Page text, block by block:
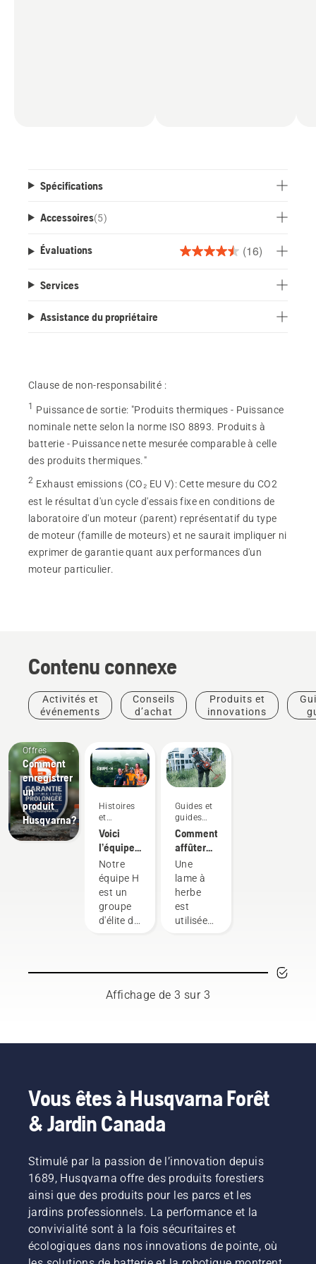
Spécifications
Accessoires(5)
Évaluations (16)
4.5
Services
Assistance du propriétaire
Clause de non-responsabilité :
1 Puissance de sortie: "Produits thermiques - Puissance
nominale nette selon la norme ISO 8893. Produits à
batterie - Puissance nette mesurée comparable à celle
des produits thermiques."
2 Exhaust emissions (CO₂ EU V):Cette mesure du CO2
est le résultat d'un cycle d'essais fixe en conditions de
laboratoire d'un moteur (parent) représentatif du type
de moteur (famille de moteurs) et ne saurait impliquer ni
exprimer de garantie quant aux performances d'un
moteur particulier.
Contenu connexe
Activités et
événements
Conseils
d’achat
Produits et
innovations
Offres
Comment
enregistrer
un
produit
Husqvarna?
Histoires
et
inspiration
Voici
l’équipe
H de
Husqvarna,
nos
utilisateurs
les plus
Notre
équipe H
est un
groupe
d'élite de
respectés
qui
représentent
secteur
arbres et
celui de
la
Ensemble,
nous
travaillons
à faire
progresser
ces
disciplines
vers un
Guides et
guides
pratiques
Comment
affûter
une lame
à herbe
Une
lame à
herbe
est
utilisée
plus
épaisse
coupe-
de coupe
lame à
herbe
couper
facilement
le gazon
épais
pour une
coupe
Affichage de 3 sur 3
Vous êtes à Husqvarna Forêt
& Jardin Canada
Stimulé par la passion de l’innovation depuis
1689, Husqvarna offre des produits forestiers
ainsi que des produits pour les parcs et les
jardins professionnels. La performance et la
convivialité sont à la fois sécuritaires et
écologiques dans nos innovations de pointe, où